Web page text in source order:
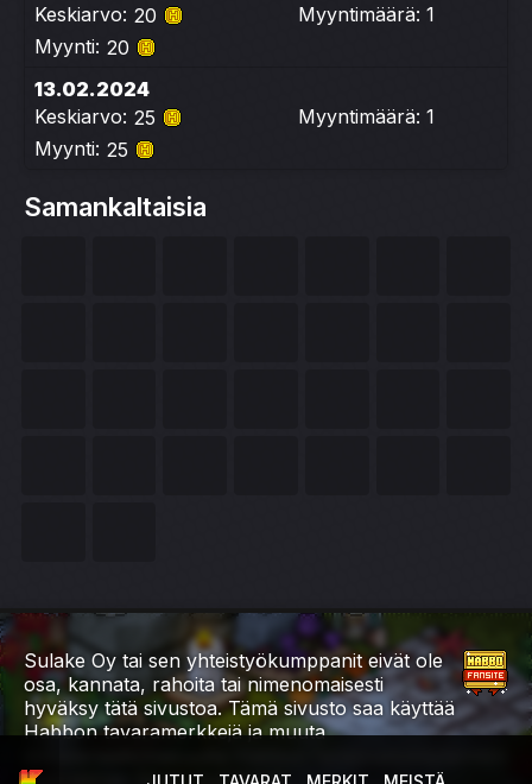
Keskiarvo: 20
Myyntimäärä: 1
Myynti: 20
13.02.2024
Keskiarvo: 25
Myyntimäärä: 1
Myynti: 25
Samankaltaisia
Sulake Oy tai sen yhteistyökumppanit eivät ole
osa, kannata, rahoita tai nimenomaisesti
hyväksy tätä sivustoa. Tämä sivusto saa käyttää
Habbon tavaramerkkejä ja muuta
myöntämän luvan mukaisesti.